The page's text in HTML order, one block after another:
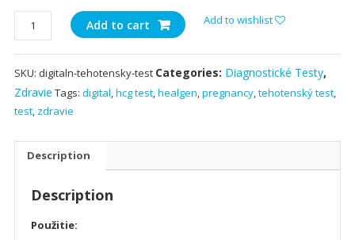
HEALGEN
Digitálny
Tehotenský
test
quantity
Add to cart Add to wishlist
SKU: digitaln-tehotensky-test Categories: Diagnostické Testy,
Zdravie Tags: digital,hcg test,healgen,pregnancy,tehotenský test,
test, zdravie
Description
Description
Použitie: